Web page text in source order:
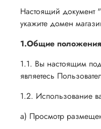
Настоящий документ
укажите домен
1.Общие положения
1.1. Вы настоящим
являетесь
1.2. Использование
а) Просмотр